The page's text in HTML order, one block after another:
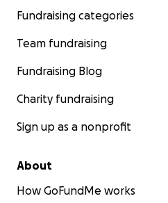
Fundraising categories
Team fundraising
Fundraising Blog
Charity fundraising
Sign up as a nonprofit
About
How GoFundMe works